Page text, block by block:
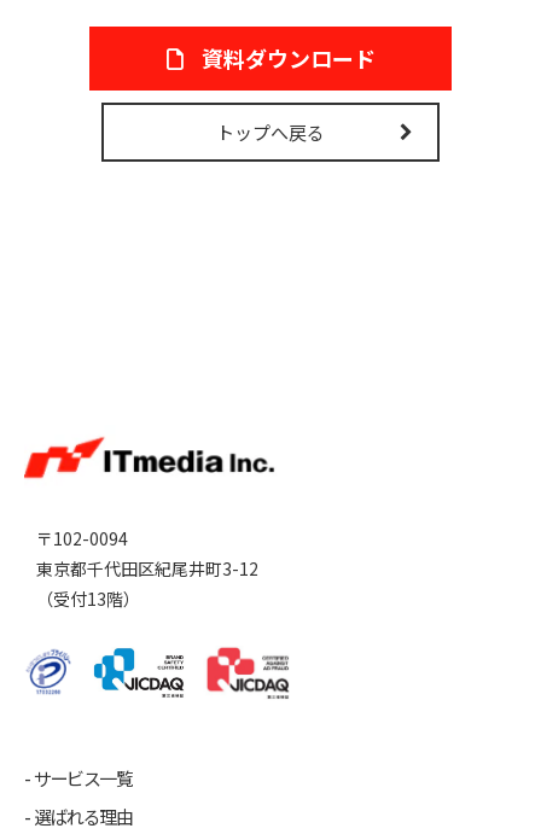
資料ダウンロード
トップへ戻る
〒102-0094
東京都千代田区紀尾井町3-12
（受付13階）
サービス一覧
選ばれる理由